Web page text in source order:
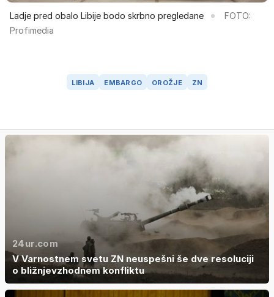
Ladje pred obalo Libije bodo skrbno pregledane
FOTO:
Profimedia
LIBIJA EMBARGO OROŽJE ZN
24ur.com
V Varnostnem svetu ZN neuspešni še dve resoluciji
o bližnjevzhodnem konfliktu